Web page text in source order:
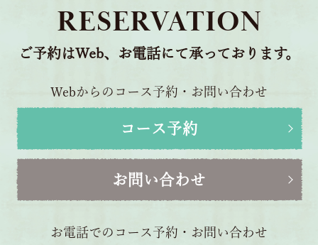
RESERVATION
ご予約はWeb、お電話にて承っております。
Webからのコース予約・お問い合わせ
コース予約
お問い合わせ
お電話でのコース予約・お問い合わせ